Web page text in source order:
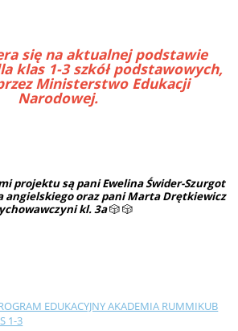
się na aktualnej podstawie
klas 1-3 szkół podstawowych,
Ministerstwo Edukacji
Narodowej.
projektu są pani Ewelina Świder-Szurgot
angielskiego oraz pani Marta Drętkiewicz
kl. 3a🎲🎲
EDUKACYJNY AKADEMIA RUMMIKUB
1-3